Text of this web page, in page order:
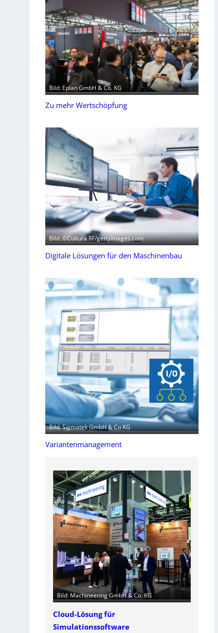
Bild: Eplan GmbH & Co. KG
Zu mehr Wertschöpfung
Bild: ©Cultura RF/gettyimages.com
Digitale Lösungen für den Maschinenbau
Bild: Sigmatek GmbH & Co KG
Variantenmanagement
Bild: Machineering GmbH & Co. KG
Cloud-Lösung für
Simulationssoftware